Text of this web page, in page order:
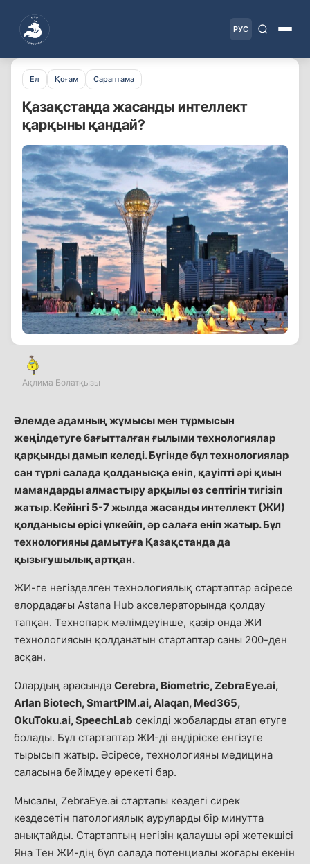
РУС
Ел Қоғам Сараптама
Қазақстанда жасанды интеллект
қарқыны қандай?
Ақлима Болатқызы
Әлемде адамның жұмысы мен тұрмысын
жеңілдетуге бағытталған ғылыми технологиялар
қарқынды дамып келеді. Бүгінде бұл технологиялар
сан түрлі салада қолданысқа еніп, қауіпті әрі қиын
мамандарды алмастыру арқылы өз септігін тигізіп
жатыр. Кейінгі 5-7 жылда жасанды интеллект (ЖИ)
қолданысы өрісі үлкейіп, әр салаға еніп жатыр. Бұл
технологияны дамытуға Қазақстанда да
қызығушылық артқан.
ЖИ-ге негізделген технологиялық стартаптар әсіресе
елордадағы Astana Hub акселераторында қолдау
тапқан. Технопарк мәлімдеуінше, қазір онда ЖИ
технологиясын қолданатын стартаптар саны 200-ден
асқан.
Олардың арасында Cerebra, Biometric, ZebraEye.ai,
Arlan Biotech, SmartPIM.ai, Alaqan, Med365,
OkuToku.ai, SpeechLab секілді жобаларды атап өтуге
болады. Бұл стартаптар ЖИ-ді өндіріске енгізуге
тырысып жатыр. Әсіресе, технологияны медицина
саласына бейімдеу әрекеті бар.
Мысалы, ZebraEye.ai стартапы көздегі сирек
кездесетін патологиялық ауруларды бір минутта
анықтайды. Стартаптың негізін қалаушы әрі жетекшісі
Яна Тен ЖИ-дің бұл салада потенциалы жоғары екенін